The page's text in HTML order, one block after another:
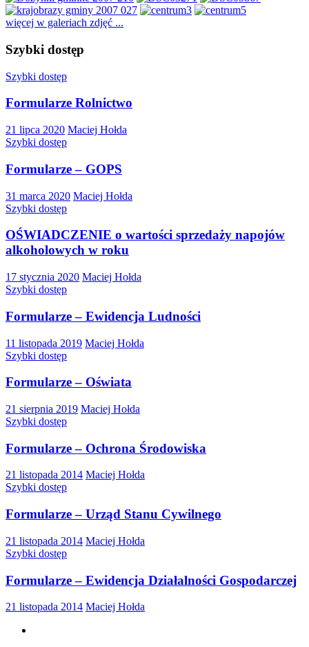
więcej w galeriach zdjęć ...
Szybki dostęp
Szybki dostęp
Formularze Rolnictwo
21 lipca 2020 Maciej Hołda
Szybki dostęp
Formularze – GOPS
31 marca 2020 Maciej Hołda
Szybki dostęp
OŚWIADCZENIE o wartości sprzedaży napojów
alkoholowych w roku
17 stycznia 2020 Maciej Hołda
Szybki dostęp
Formularze – Ewidencja Ludności
11 listopada 2019 Maciej Hołda
Szybki dostęp
Formularze – Oświata
21 sierpnia 2019 Maciej Hołda
Szybki dostęp
Formularze – Ochrona Środowiska
21 listopada 2014 Maciej Hołda
Szybki dostęp
Formularze – Urząd Stanu Cywilnego
21 listopada 2014 Maciej Hołda
Szybki dostęp
Formularze – Ewidencja Działalności Gospodarczej
21 listopada 2014 Maciej Hołda